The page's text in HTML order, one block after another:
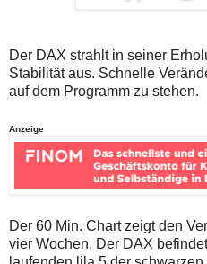
die
Netiquette
oder
ein
Kommentarfunktion
sein.
Bitte
überprüfen
Sie
Browsereinstellungen
oder
Ihre
Post
auch
auf
der
online.de
verfügbar.
Der DAX strahlt in seiner
Stabilität aus. Schnelle
auf dem Programm zu stehen.
Anzeige
Der 60 Min. Chart zeigt den
vier Wochen. Der DAX